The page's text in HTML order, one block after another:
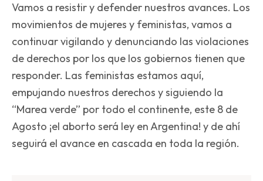
Vamos a resistir y defender nuestros avances. Los
movimientos de mujeres y feministas, vamos a
continuar vigilando y denunciando las violaciones
de derechos por los que los gobiernos tienen que
responder. Las feministas estamos aquí,
empujando nuestros derechos y siguiendo la
“Marea verde” por todo el continente, este 8 de
Agosto ¡el aborto será ley en Argentina! y de ahí
seguirá el avance en cascada en toda la región.